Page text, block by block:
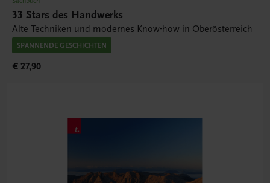
33 Stars des Handwerks
Alte Techniken und modernes Know-how in Oberösterreich
SPANNENDE GESCHICHTEN
€ 27,90